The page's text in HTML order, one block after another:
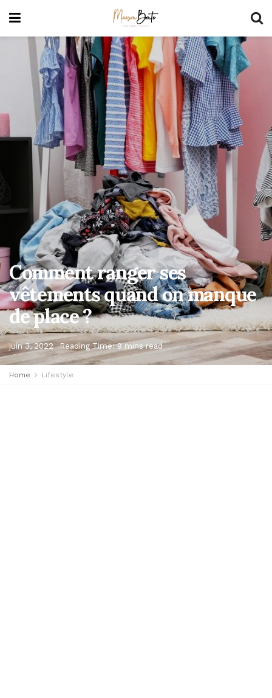
Comment ranger ses
vêtements quand on manque
de place ?
juin 3, 2022 Reading Time: 9 mins read
Home Lifestyle